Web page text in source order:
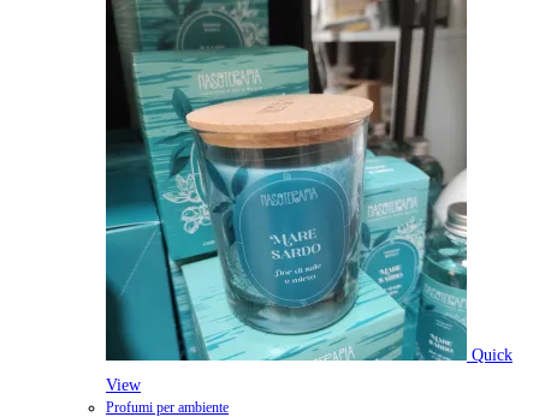
Quick
View
Profumi per ambiente